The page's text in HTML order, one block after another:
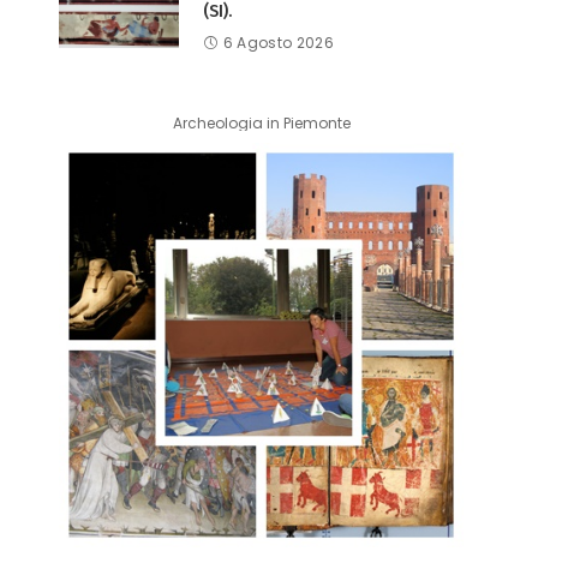
(SI).
6 Agosto 2026
Archeologia in Piemonte